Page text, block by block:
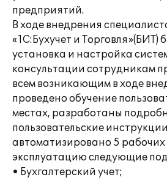
предприятий.
В ходе внедрения
«1С:Бухучет и Торговля»(БИТ)
установка и настройка
консультации сотрудникам
всем возникающим в ходе
проведено обучение
местах, разработаны
пользовательские
автоматизировано 5
эксплуатацию следующие
• Бухгалтерский учет;